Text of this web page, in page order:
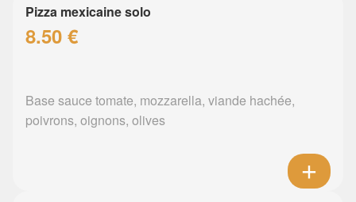
Pizza mexicaine solo
8.50 €
Base sauce tomate, mozzarella, viande hachée,
poivrons, oignons, olives